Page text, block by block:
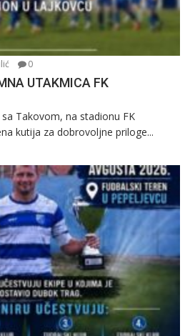
0
UTAKMICA FK
Takovom, na stadionu FK
kutija za dobrovoljne priloge...